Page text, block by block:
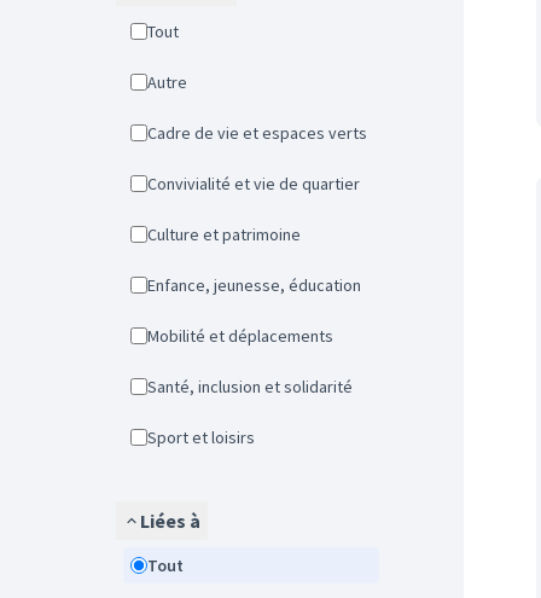
Tout
Autre
Cadre de vie et espaces verts
Convivialité et vie de quartier
Culture et patrimoine
Enfance, jeunesse, éducation
Mobilité et déplacements
Santé, inclusion et solidarité
Sport et loisirs
Liées à
Tout